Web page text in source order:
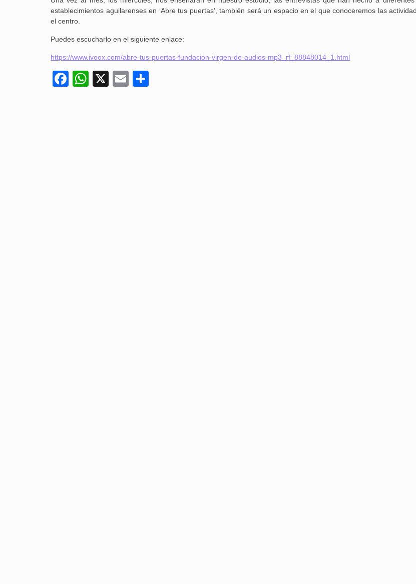
establecimientos aguilarenses en ‘Abre tus puertas’, también será un espacio en el que conoceremos las
el centro.
Puedes escucharlo en el siguiente enlace:
https://www.ivoox.com/abre-tus-puertas-fundacion-virgen-de-audios-mp3_rf_88848014_1.html
Facebook
WhatsApp
X Email